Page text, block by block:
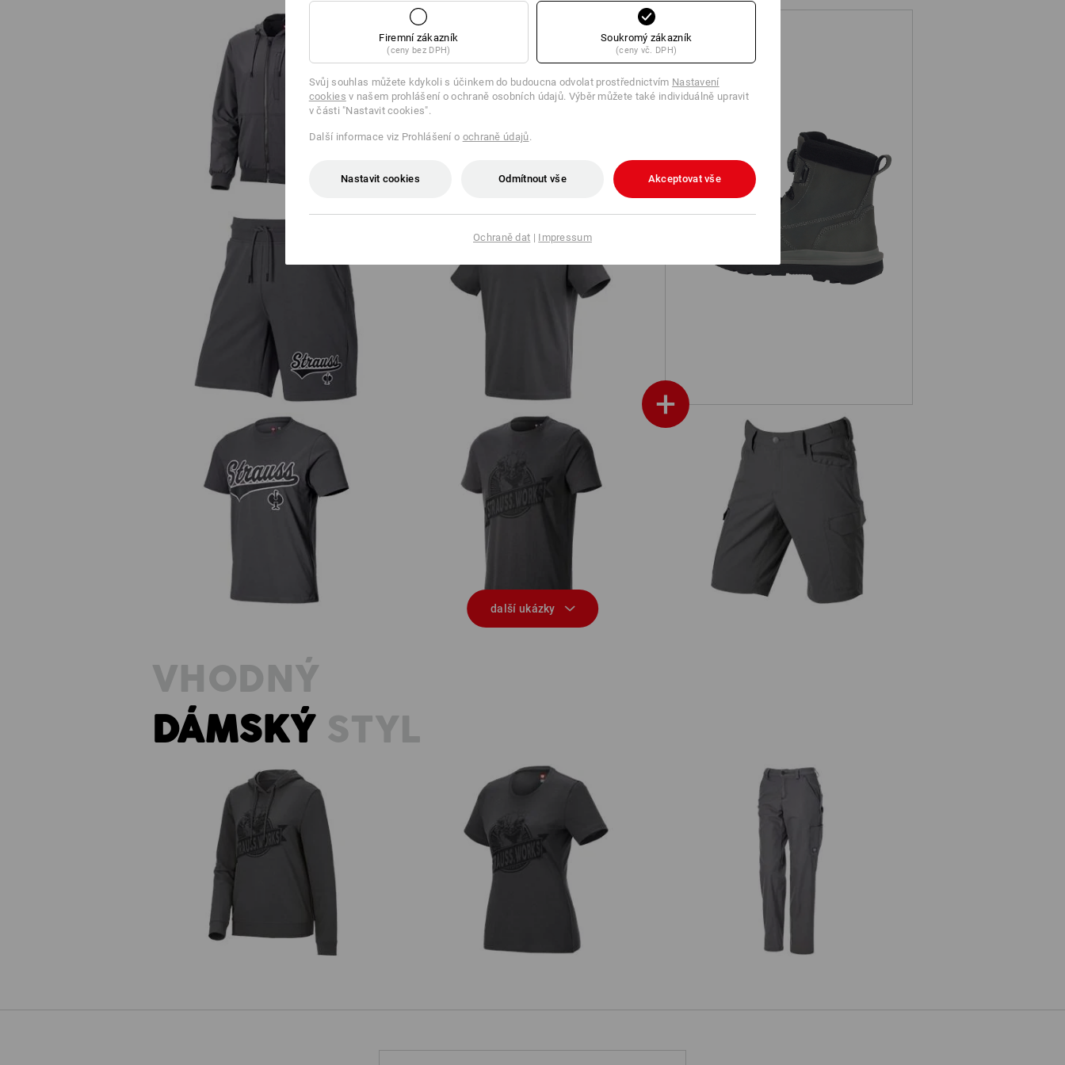
S7S Bezpečnostní obuv e.s. Woodside
+
Bunda s kapucí e.s.iconic Šortky e.s.iconic
Teplákové šortky light e.s.e:pic Tričko heavy e.s.iconic
Tričko e.s.e:pic Tričko e.s.iconic works Šortky e.s.t:aktik light ripstop
další ukázky
VHODNÝ
DÁMSKÝSTYL
Mikina s kapucí e.s.iconic works,
Tričko e.s.iconic works, dámské Kalhoty do pasu e.s.iconic, dámská
Firemní zákazník
(ceny bez DPH)
Soukromý zákazník
(ceny vč. DPH)
Svůj souhlas můžete kdykoli s účinkem do budoucna odvolat prostřednictvím Nastavení
cookies v našem prohlášení o ochraně osobních údajů. Výběr můžete také individuálně upravit
v části "Nastavit cookies".
Další informace viz Prohlášení o ochraně údajů.
Nastavit cookies Odmítnout vše Akceptovat vše
Ochraně dat | Impressum